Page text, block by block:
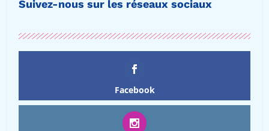
Suivez-nous sur les réseaux sociaux
Facebook